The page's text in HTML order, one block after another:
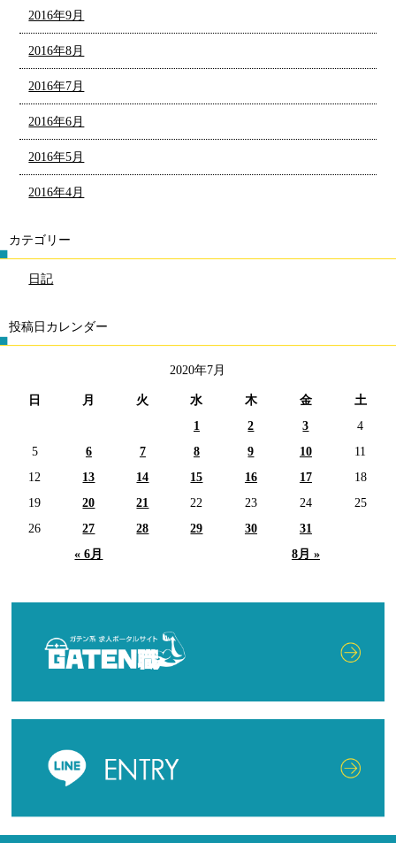
2016年9月
2016年8月
2016年7月
2016年6月
2016年5月
2016年4月
カテゴリー
日記
投稿日カレンダー
2020年7月
日 月 火 水 木 金 土
« 6月 8月 »
1 2 3
4
5
6 7 8 9 10
11
12
13 14 15 16 17
18
19
20 21 22 23 24
25
26
27 28 29 30 31